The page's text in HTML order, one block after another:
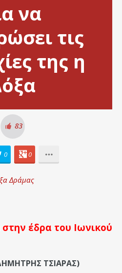
να
τις
της η
83
0 0
Δράμας
έδρα του Ιωνικού
ΤΣΙΑΡΑΣ)